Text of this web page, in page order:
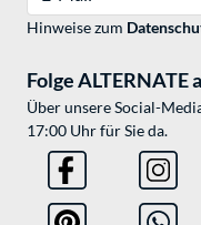
Hinweise zum
Folge ALTERNATE
Über unsere Social-
17:00 Uhr für Sie da.